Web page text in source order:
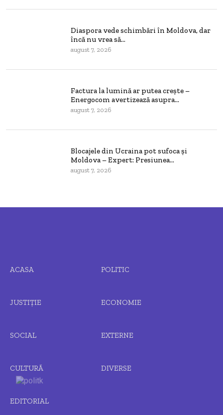
Diaspora vede schimbări în Moldova, dar
încă nu vrea să...
august 7, 2026
Factura la lumină ar putea crește –
Energocom avertizează asupra...
august 7, 2026
Blocajele din Ucraina pot sufoca și
Moldova – Expert: Presiunea...
august 7, 2026
ACASA POLITIC
JUSTIȚIE ECONOMIE
SOCIAL EXTERNE
CULTURĂ DIVERSE
EDITORIAL